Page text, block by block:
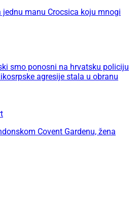
manu Crocsica koju mnogi
smo ponosni na hrvatsku policiju
agresije stala u obranu
Covent Gardenu, žena